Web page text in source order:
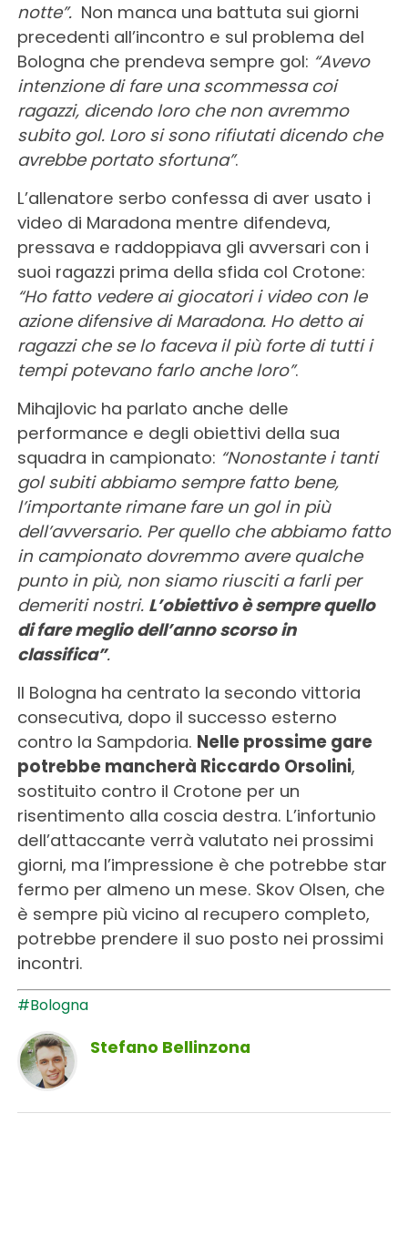
notte”.Non manca una battuta sui giorni
precedenti all’incontro e sul problema del
Bologna che prendeva sempre gol: “Avevo
intenzione di fare una scommessa coi
ragazzi, dicendo loro che non avremmo
subito gol. Loro si sono rifiutati dicendo che
avrebbe portato sfortuna”.
L’allenatore serbo confessa di aver usato i
video di Maradona mentre difendeva,
pressava e raddoppiava gli avversari con i
suoi ragazzi prima della sfida col Crotone:
“Ho fatto vedere ai giocatori i video con le
azione difensive di Maradona. Ho detto ai
ragazzi che se lo faceva il più forte di tutti i
tempi potevano farlo anche loro”.
Mihajlovic ha parlato anche delle
performance e degli obiettivi della sua
squadra in campionato: “Nonostante i tanti
gol subiti abbiamo sempre fatto bene,
l’importante rimane fare un gol in più
dell’avversario. Per quello che abbiamo fatto
in campionato dovremmo avere qualche
punto in più, non siamo riusciti a farli per
demeriti nostri. L’obiettivo è sempre quello
di fare meglio dell’anno scorso in
classifica”.
Il Bologna ha centrato la secondo vittoria
consecutiva, dopo il successo esterno
contro la Sampdoria. Nelle prossime gare
potrebbe mancherà Riccardo Orsolini,
sostituito contro il Crotone per un
risentimento alla coscia destra. L’infortunio
dell’attaccante verrà valutato nei prossimi
giorni, ma l’impressione è che potrebbe star
fermo per almeno un mese. Skov Olsen, che
è sempre più vicino al recupero completo,
potrebbe prendere il suo posto nei prossimi
incontri.
#Bologna
Stefano Bellinzona